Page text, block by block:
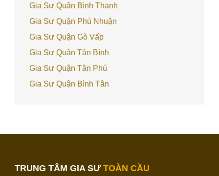
Gia Sư Quận Bình Thạnh
Gia Sư Quận Phú Nhuận
Gia Sư Quận Gò Vấp
Gia Sư Quận Tân Bình
Gia Sư Quận Tân Phú
Gia Sư Quận Bình Tân
TRUNG TÂM GIA SƯ TOÀN CẦU